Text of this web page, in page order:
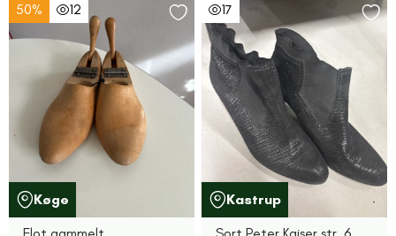
50% 12
Køge
17
Kastrup